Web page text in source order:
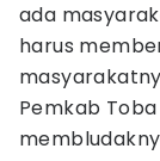
ada
harus
Pemkab